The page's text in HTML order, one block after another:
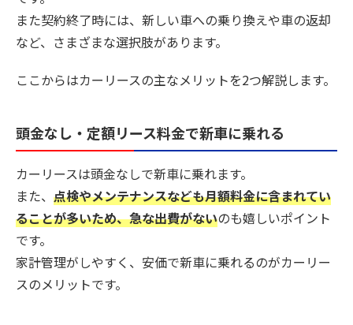
また契約終了時には、新しい車への乗り換えや車の返却
など、さまざまな選択肢があります。
ここからはカーリースの主なメリットを2つ解説します。
頭金なし・定額リース料金で新車に乗れる
カーリースは頭金なしで新車に乗れます。
また、 点検やメンテナンスなども月額料金に含まれてい
ることが多いため、急な出費がないのも嬉しいポイント
です。
家計管理がしやすく、安価で新車に乗れるのがカーリー
スのメリットです。